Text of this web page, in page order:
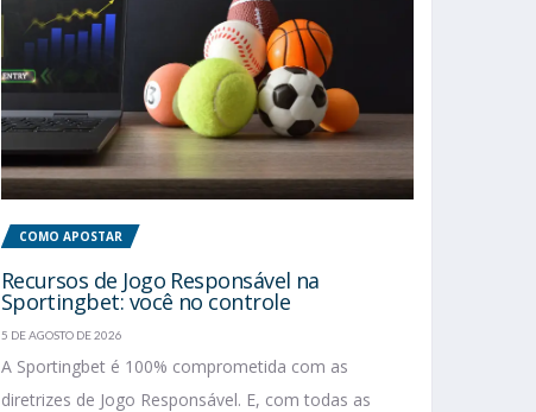
COMO APOSTAR
Recursos de Jogo Responsável na
Sportingbet: você no controle
5 DE AGOSTO DE 2026
A Sportingbet é 100% comprometida com as
diretrizes de Jogo Responsável. E, com todas as